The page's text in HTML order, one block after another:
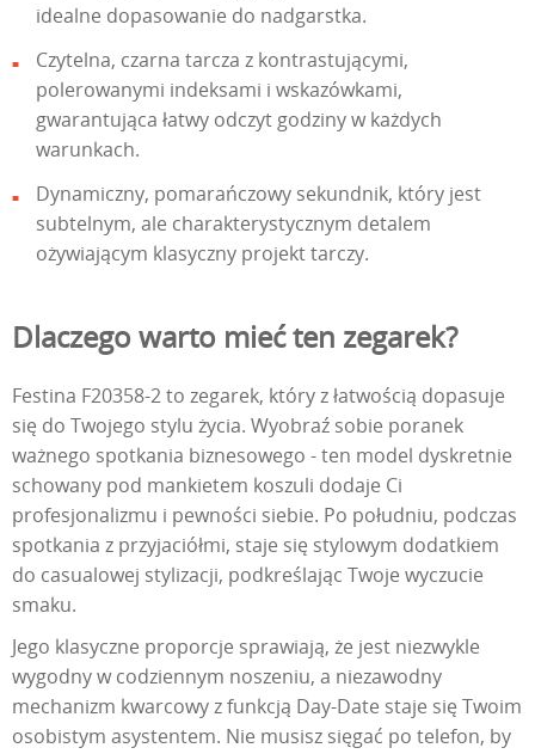
idealne dopasowanie do nadgarstka.
Czytelna, czarna tarcza z kontrastującymi,
polerowanymi indeksami i wskazówkami,
gwarantująca łatwy odczyt godziny w każdych
warunkach.
Dynamiczny, pomarańczowy sekundnik, który jest
subtelnym, ale charakterystycznym detalem
ożywiającym klasyczny projekt tarczy.
Dlaczego warto mieć ten zegarek?
Festina F20358-2 to zegarek, który z łatwością dopasuje
się do Twojego stylu życia. Wyobraź sobie poranek
ważnego spotkania biznesowego - ten model dyskretnie
schowany pod mankietem koszuli dodaje Ci
profesjonalizmu i pewności siebie. Po południu, podczas
spotkania z przyjaciółmi, staje się stylowym dodatkiem
do casualowej stylizacji, podkreślając Twoje wyczucie
smaku.
Jego klasyczne proporcje sprawiają, że jest niezwykle
wygodny w codziennym noszeniu, a niezawodny
mechanizm kwarcowy z funkcją Day-Date staje się Twoim
osobistym asystentem. Nie musisz sięgać po telefon, by